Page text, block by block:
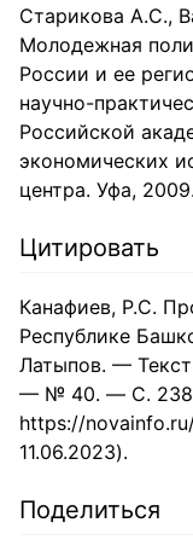
Старикова А.С.,
Молодежная
России и ее
научно-
Российской
экономических
центра. Уфа,
Цитировать
Канафиев, Р.С.
Республике
Латыпов. —
— № 40. — С.
https://
11.06.2023).
Поделиться